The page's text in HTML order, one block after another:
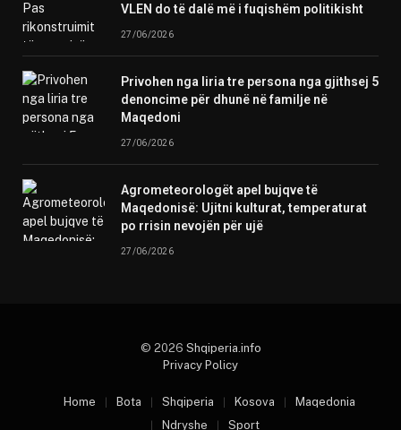
VLEN do të dalë më i fuqishëm politikisht
27/06/2026
Privohen nga liria tre persona nga gjithsej 5
denoncime për dhunë në familje në
Maqedoni
27/06/2026
Agrometeorologët apel bujqve të
Maqedonisë: Ujitni kulturat, temperaturat
po rrisin nevojën për ujë
27/06/2026
© 2026 Shqiperia.info
Privacy Policy
Home Bota Shqiperia Kosova
Maqedonia
Ndryshe
Sport